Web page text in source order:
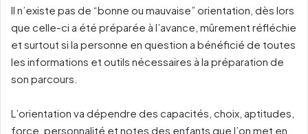
Il n’existe pas de “bonne ou mauvaise” orientation, dès lors
que celle-ci a été préparée à l’avance, mûrement réfléchie
et surtout si la personne en question a bénéficié de toutes
les informations et outils nécessaires à la préparation de
son parcours.
L’orientation va dépendre des capacités, choix, aptitudes,
force, personnalité et notes des enfants que l’on met en